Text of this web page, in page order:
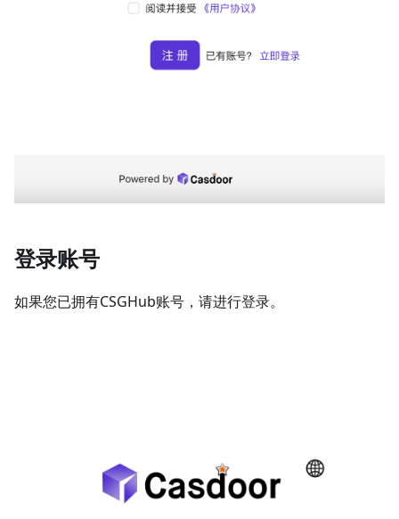
登录账号
如果您已拥有CSGHub账号，请进行登录。